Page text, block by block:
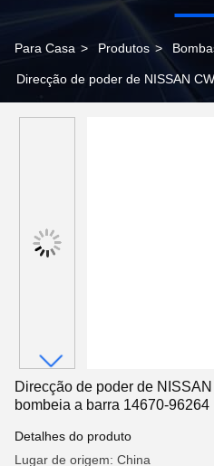
Para Casa > Produtos >
Direcção de poder de NISSAN
Direcção de poder de
bombeia a barra 14670-96264
Detalhes do produto
Lugar de origem: China